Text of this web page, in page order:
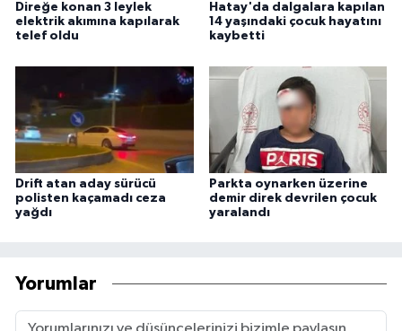
Direğe konan 3 leylek
elektrik akımına kapılarak
telef oldu
Hatay'da dalgalara kapılan
14 yaşındaki çocuk hayatını
kaybetti
Drift atan aday sürücü
polisten kaçamadı ceza
yağdı
Parkta oynarken üzerine
demir direk devrilen çocuk
yaralandı
Yorumlar